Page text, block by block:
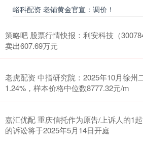
峪科配资 老铺黄金官宣：调价！
策略吧 股票行情快报：利安科技（
卖出607.69万元
老虎配资 中指研究院：2025年10月徐州
1.24%，样本价格中位数8777.32元/m
嘉汇优配 重庆信托作为原告/上诉人的1
的诉讼将于2025年5月14日开庭